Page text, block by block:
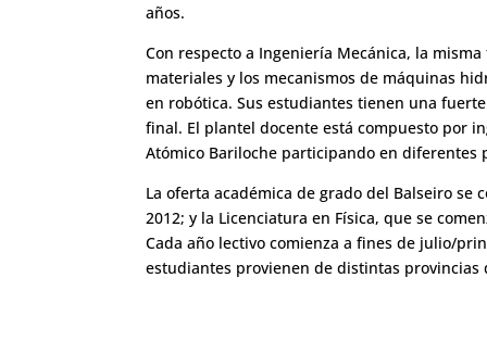
años.
Con respecto a Ingeniería Mecánica, la
materiales y los mecanismos de máquinas
en robótica. Sus estudiantes tienen una
final. El plantel docente está compuesto por
Atómico Bariloche participando en diferentes
La oferta académica de grado del Balseiro
2012; y la Licenciatura en Física, que se
Cada año lectivo comienza a fines de julio/
estudiantes provienen de distintas